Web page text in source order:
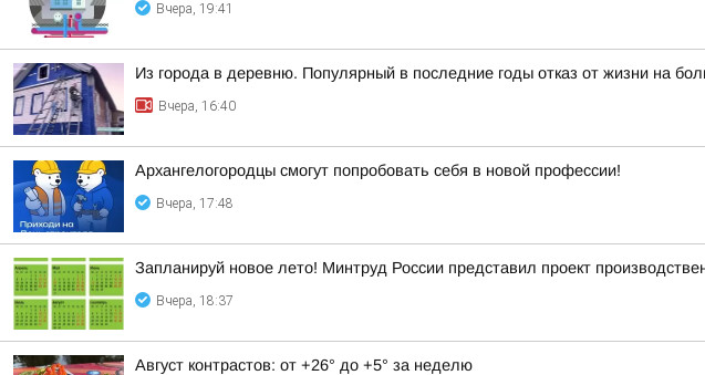
Вчера, 19:41
Из города в деревню. Популярный в последние годы отказ от жизни на
Вчера, 16:40
Архангелогородцы смогут попробовать себя в новой профессии!
Вчера, 17:48
Запланируй новое лето! Минтруд России представил проект
Вчера, 18:37
Август контрастов: от +26° до +5° за неделю